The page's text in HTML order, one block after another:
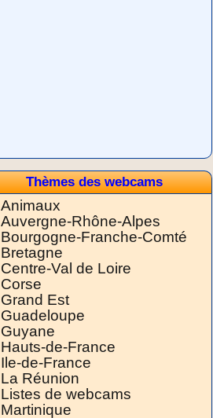
Thèmes des webcams
Animaux
Auvergne-Rhône-Alpes
Bourgogne-Franche-Comté
Bretagne
Centre-Val de Loire
Corse
Grand Est
Guadeloupe
Guyane
Hauts-de-France
Ile-de-France
La Réunion
Listes de webcams
Martinique